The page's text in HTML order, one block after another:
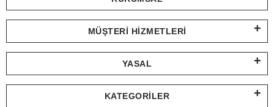
MÜŞTERI HIZMETLERI
YASAL
KATEGORILER